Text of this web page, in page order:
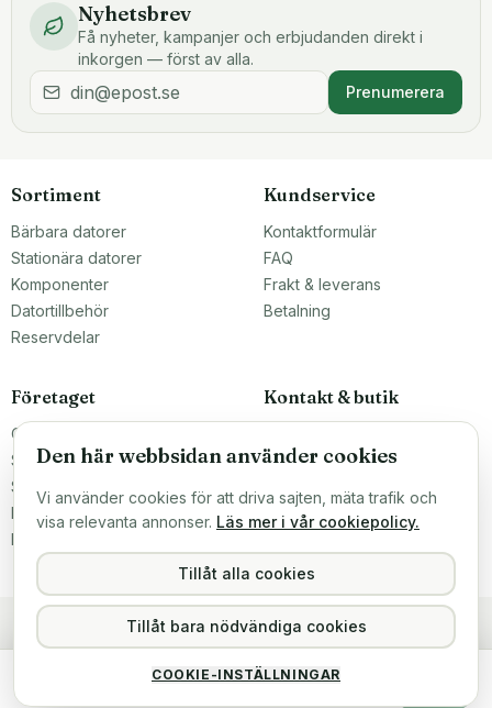
Nyhetsbrev
Få nyheter, kampanjer och erbjudanden direkt i
inkorgen — först av alla.
Prenumerera
Sortiment
Bärbara datorer
Stationära datorer
Komponenter
Datortillbehör
Reservdelar
Kundservice
Kontaktformulär
FAQ
Frakt & leverans
Betalning
Företaget
Om oss
Större inköp?
Sälj till oss
Köpvillkor
Integritetspolicy
Kontakt & butik
Malmö, Sverige
ÖPPETTIDER
Mån–Fre 10–16
Hitta hit →
Dell Latitude 5590 2 999 kr
Den här webbsidan använder cookies
Vi använder cookies för att driva sajten, mäta trafik och
visa relevanta annonser. Läs mer i vår cookiepolicy.
Tillåt alla cookies
Tillåt bara nödvändiga cookies
COOKIE-INSTÄLLNINGAR